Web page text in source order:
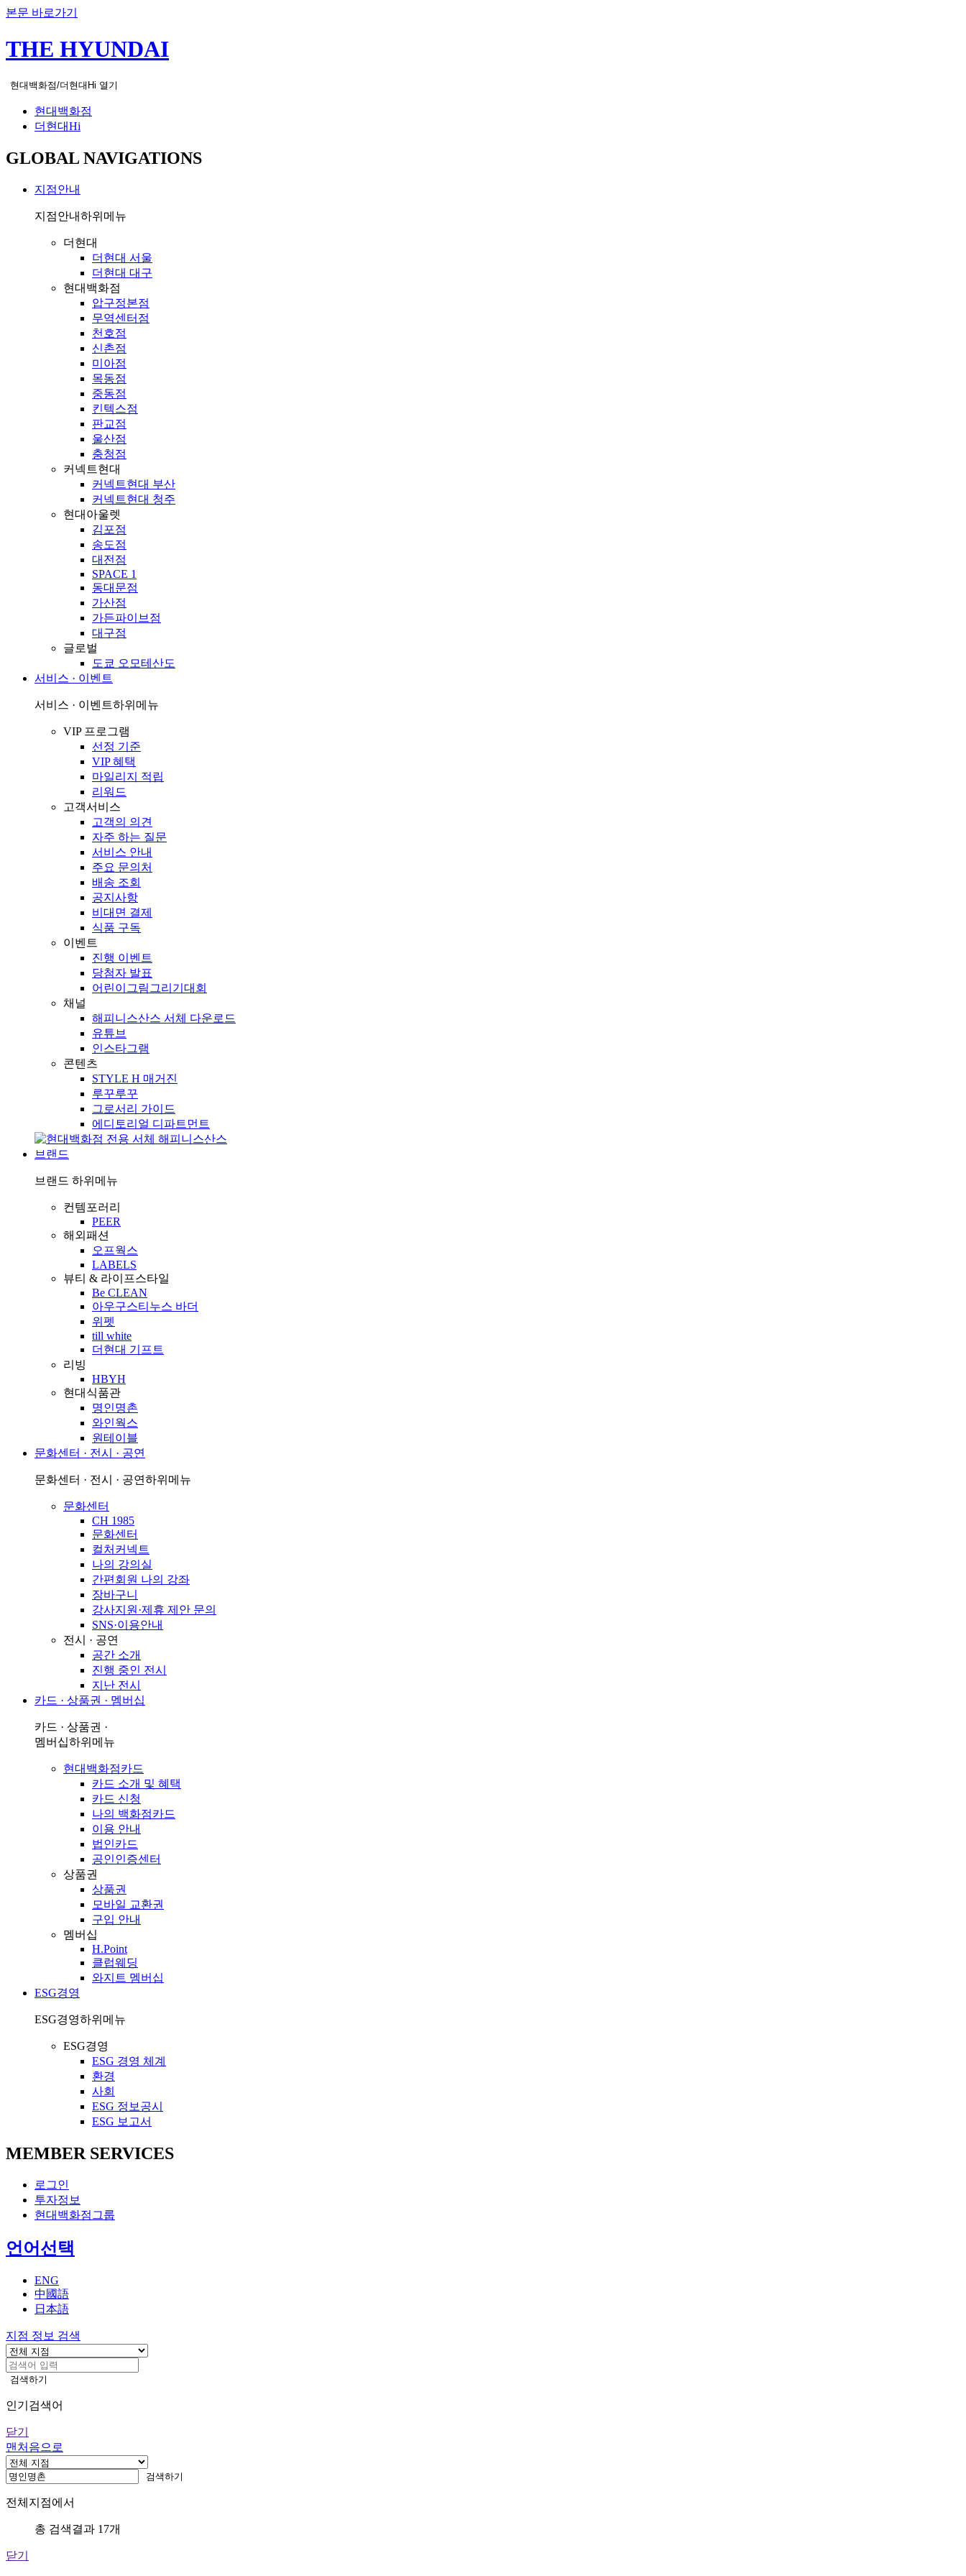
본문 바로가기
THE HYUNDAI
현대백화점/더현대Hi 열기
현대백화점
더현대Hi
GLOBAL NAVIGATIONS
지점안내
지점안내하위메뉴
더현대
더현대 서울
더현대 대구
현대백화점
압구정본점
무역센터점
천호점
신촌점
미아점
목동점
중동점
킨텍스점
판교점
울산점
충청점
커넥트현대
커넥트현대 부산
커넥트현대 청주
현대아울렛
김포점
송도점
대전점
SPACE 1
동대문점
가산점
가든파이브점
대구점
글로벌
도쿄 오모테산도
서비스 · 이벤트
서비스 · 이벤트하위메뉴
VIP 프로그램
선정 기준
VIP 혜택
마일리지 적립
리워드
고객서비스
고객의 의견
자주 하는 질문
서비스 안내
주요 문의처
배송 조회
공지사항
비대면 결제
식품 구독
이벤트
진행 이벤트
당첨자 발표
어린이그림그리기대회
채널
해피니스산스 서체 다운로드
유튜브
인스타그램
콘텐츠
STYLE H 매거진
루꾸루꾸
그로서리 가이드
에디토리얼 디파트먼트
브랜드
브랜드 하위메뉴
컨템포러리
PEER
해외패션
오프웍스
LABELS
뷰티 & 라이프스타일
Be CLEAN
아우구스티누스 바더
위펫
till white
더현대 기프트
리빙
HBYH
현대식품관
명인명촌
와인웍스
원테이블
문화센터 · 전시 · 공연
문화센터 · 전시 · 공연하위메뉴
문화센터
CH 1985
문화센터
컬처커넥트
나의 강의실
간편회원 나의 강좌
장바구니
강사지원·제휴 제안 문의
SNS·이용안내
전시 · 공연
공간 소개
진행 중인 전시
지난 전시
카드 · 상품권 · 멤버십
카드 · 상품권 ·
멤버십하위메뉴
현대백화점카드
카드 소개 및 혜택
카드 신청
나의 백화점카드
이용 안내
법인카드
공인인증센터
상품권
상품권
모바일 교환권
구입 안내
멤버십
H.Point
클럽웨딩
와지트 멤버십
ESG경영
ESG경영하위메뉴
ESG경영
ESG 경영 체계
환경
사회
ESG 정보공시
ESG 보고서
MEMBER SERVICES
로그인
투자정보
현대백화점그룹
언어선택
ENG
中國語
日本語
지점 정보 검색
검색하기
인기검색어
닫기
맨처음으로
검
어
검색하기
전체지점에서
총 검색결과 17개
닫기